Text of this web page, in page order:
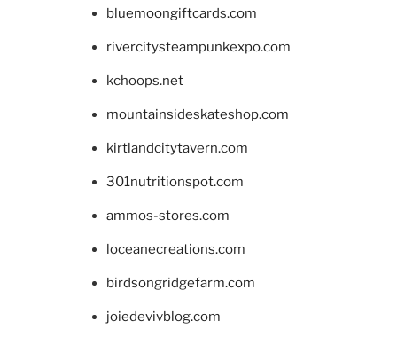
bluemoongiftcards.com
rivercitysteampunkexpo.com
kchoops.net
mountainsideskateshop.com
kirtlandcitytavern.com
301nutritionspot.com
ammos-stores.com
loceanecreations.com
birdsongridgefarm.com
joiedevivblog.com